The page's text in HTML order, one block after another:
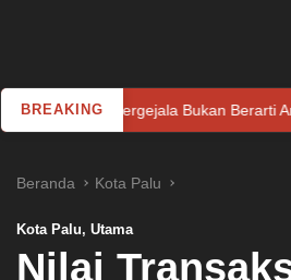
BREAKINGBukan Berarti Aman, Kenali
Beranda Kota Palu
Kota Palu, Utama
Nilai